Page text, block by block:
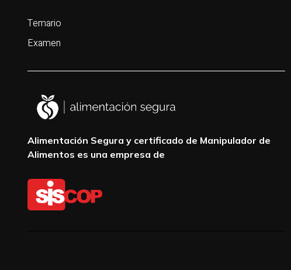
Temario
Examen
Alimentación Segura y certificado de Manipulador de
Alimentos es una empresa de